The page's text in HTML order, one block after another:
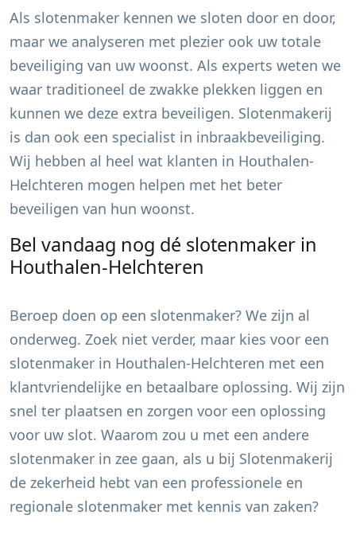
Als slotenmaker kennen we sloten door en door,
maar we analyseren met plezier ook uw totale
beveiliging van uw woonst. Als experts weten we
waar traditioneel de zwakke plekken liggen en
kunnen we deze extra beveiligen. Slotenmakerij
is dan ook een specialist in inbraakbeveiliging.
Wij hebben al heel wat klanten in Houthalen-
Helchteren mogen helpen met het beter
beveiligen van hun woonst.
Bel vandaag nog dé slotenmaker in
Houthalen-Helchteren
Beroep doen op een slotenmaker? We zijn al
onderweg. Zoek niet verder, maar kies voor een
slotenmaker in Houthalen-Helchteren met een
klantvriendelijke en betaalbare oplossing. Wij zijn
snel ter plaatsen en zorgen voor een oplossing
voor uw slot. Waarom zou u met een andere
slotenmaker in zee gaan, als u bij Slotenmakerij
de zekerheid hebt van een professionele en
regionale slotenmaker met kennis van zaken?